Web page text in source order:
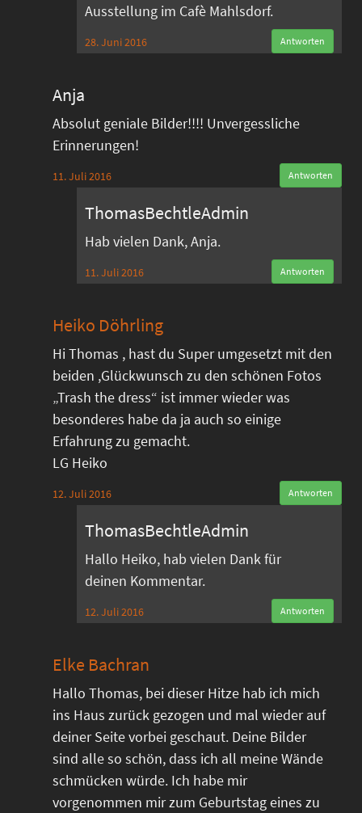
Ausstellung im Cafè Mahlsdorf.
28. Juni 2016 Antworten
Anja
Absolut geniale Bilder!!!! Unvergessliche
Erinnerungen!
11. Juli 2016 Antworten
ThomasBechtleAdmin
Hab vielen Dank, Anja.
11. Juli 2016 Antworten
Heiko Döhrling
Hi Thomas , hast du Super umgesetzt mit den
beiden ,Glückwunsch zu den schönen Fotos
„Trash the dress“ ist immer wieder was
besonderes habe da ja auch so einige
Erfahrung zu gemacht.
LG Heiko
12. Juli 2016 Antworten
ThomasBechtleAdmin
Hallo Heiko, hab vielen Dank für
deinen Kommentar.
12. Juli 2016 Antworten
Elke Bachran
Hallo Thomas, bei dieser Hitze hab ich mich
ins Haus zurück gezogen und mal wieder auf
deiner Seite vorbei geschaut. Deine Bilder
sind alle so schön, dass ich all meine Wände
schmücken würde. Ich habe mir
vorgenommen mir zum Geburtstag eines zu